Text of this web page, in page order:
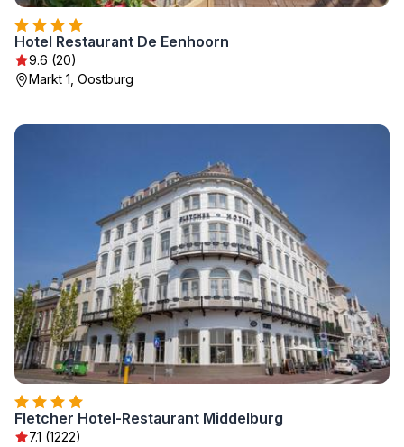
Hotel Restaurant De Eenhoorn
9.6 (20)
Markt 1, Oostburg
Fletcher Hotel-Restaurant Middelburg
7.1 (1222)